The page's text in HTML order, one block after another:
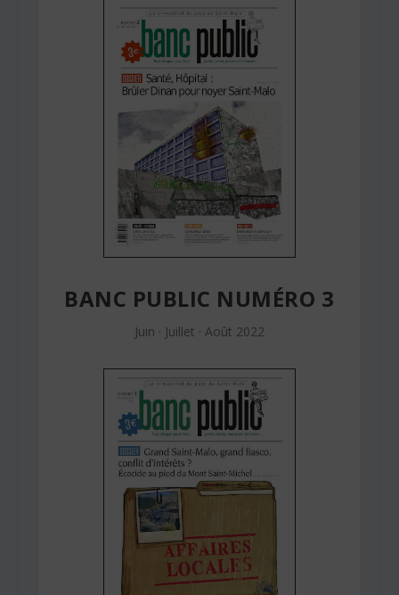
BANC PUBLIC NUMÉRO 3
Juin · Juillet · Août 2022